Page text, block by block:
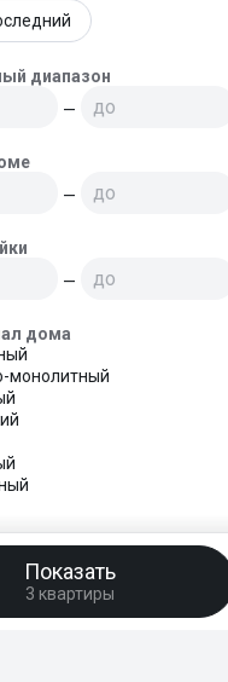
диапазон
—
—
—
дома
монолитный
Показать
3 квартиры